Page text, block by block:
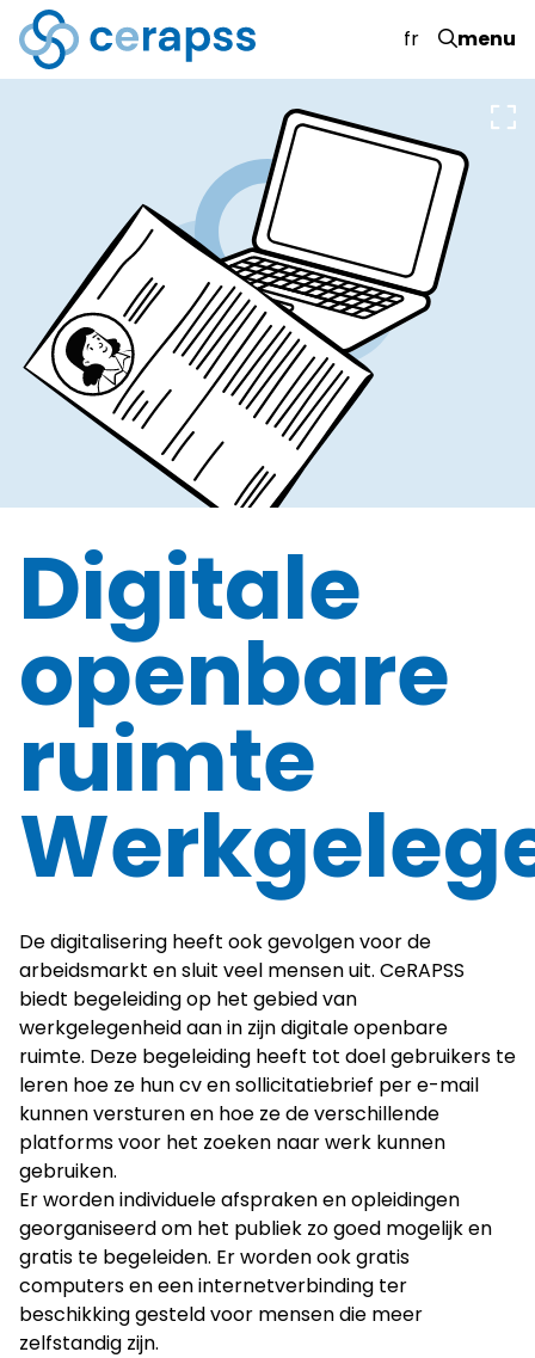
fr menu
Digitale
openbare
ruimte
De digitalisering heeft ook gevolgen voor de
arbeidsmarkt en sluit veel mensen uit. CeRAPSS
biedt begeleiding op het gebied van
werkgelegenheid aan in zijn digitale openbare
ruimte. Deze begeleiding heeft tot doel gebruikers te
leren hoe ze hun cv en sollicitatiebrief per e-mail
kunnen versturen en hoe ze de verschillende
platforms voor het zoeken naar werk kunnen
gebruiken.
Er worden individuele afspraken en opleidingen
georganiseerd om het publiek zo goed mogelijk en
gratis te begeleiden. Er worden ook gratis
computers en een internetverbinding ter
beschikking gesteld voor mensen die meer
zelfstandig zijn.